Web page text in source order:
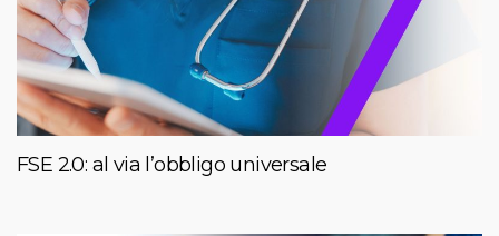
FSE 2.0: al via l’obbligo universale